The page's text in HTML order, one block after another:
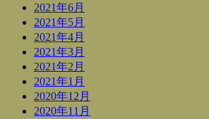
2021年6月
2021年5月
2021年4月
2021年3月
2021年2月
2021年1月
2020年12月
2020年11月